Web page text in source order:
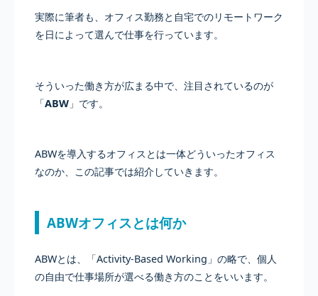
実際に筆者も、オフィス勤務と自宅でのリモートワーク
を日によって選んで仕事を行っています。
そういった働き方が広まる中で、注目されているのが
「ABW」です。
ABWを導入するオフィスとは一体どういったオフィス
なのか、この記事では紹介していきます。
ABWオフィスとは何か
ABWとは、「Activity-Based Working」の略で、個人
の自由で仕事場所が選べる働き方のことをいいます。